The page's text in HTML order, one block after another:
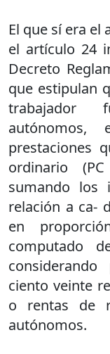
El que sí era el
el artículo 24
Decreto
que estipulan
trabajador
prestaciones
ordinario
sumando los
relación a ca-
en
computado
ciento veinte
o rentas de
autónomos.